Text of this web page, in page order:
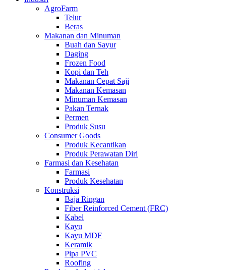
AgroFarm
Telur
Beras
Makanan dan Minuman
Buah dan Sayur
Daging
Frozen Food
Kopi dan Teh
Makanan Cepat Saji
Makanan Kemasan
Minuman Kemasan
Pakan Ternak
Permen
Produk Susu
Consumer Goods
Produk Kecantikan
Produk Perawatan Diri
Farmasi dan Kesehatan
Farmasi
Produk Kesehatan
Konstruksi
Baja Ringan
Fiber Reinforced Cement (FRC)
Kabel
Kayu
Kayu MDF
Keramik
Pipa PVC
Roofing